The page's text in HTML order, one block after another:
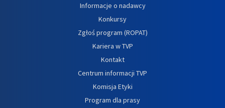
Informacje o nadawcy
Konkursy
Zgłoś program (ROPAT)
Kariera w TVP
Kontakt
Centrum informacji TVP
Komisja Etyki
Program dla prasy